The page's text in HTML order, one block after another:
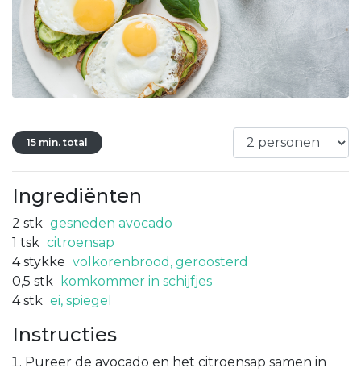
15 min. total
Ingrediënten
2 stk gesneden avocado
1 tsk citroensap
4 stykke volkorenbrood, geroosterd
0,5 stk
komkommer in schijfjes
4 stk ei, spiegel
Instructies
Pureer de avocado en het citroensap samen in